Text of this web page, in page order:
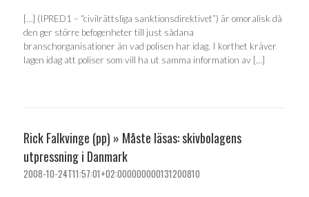
[…] (IPRED1 – “civilrättsliga sanktionsdirektivet”) är omoralisk då
den ger större befogenheter till just sådana
branschorganisationer än vad polisen har idag. I korthet kräver
lagen idag att poliser som vill ha ut samma information av […]
Rick Falkvinge (pp) » Måste läsas: skivbolagens
utpressning i Danmark
2008-10-24T11:57:01+02:000000000131200810